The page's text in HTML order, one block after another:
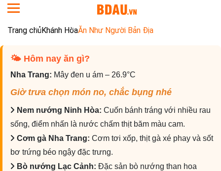
Trang chủKhánh HòaĂn Như Người Bản Địa
🌤 Hôm nay ăn gì?️
Nha Trang: Mây đen u ám – 26.9°C
Giờ trưa chọn món no, chắc bụng nhé
Nem nướng Ninh Hòa: Cuốn bánh tráng với nhiều rau
sống, điểm nhấn là nước chấm thịt băm màu cam.
Cơm gà Nha Trang: Cơm tơi xốp, thịt gà xé phay và sốt
bơ trứng béo ngậy đặc trưng.
Bò nướng Lạc Cảnh: Đặc sản bò nướng than hoa